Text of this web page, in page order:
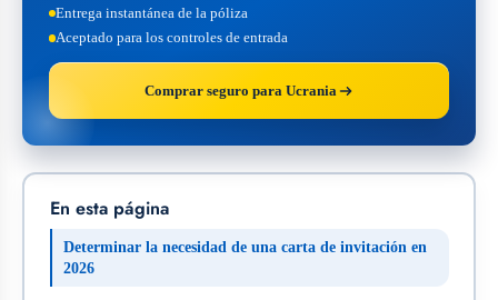
Entrega instantánea de la póliza
Aceptado para los controles de entrada
Comprar seguro para Ucrania
En esta página
Determinar la necesidad de una carta de invitación en
2026